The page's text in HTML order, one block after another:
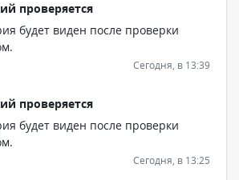
проверяется
будет виден после проверки
Сегодня, в 13:39
проверяется
будет виден после проверки
Сегодня, в 13:25